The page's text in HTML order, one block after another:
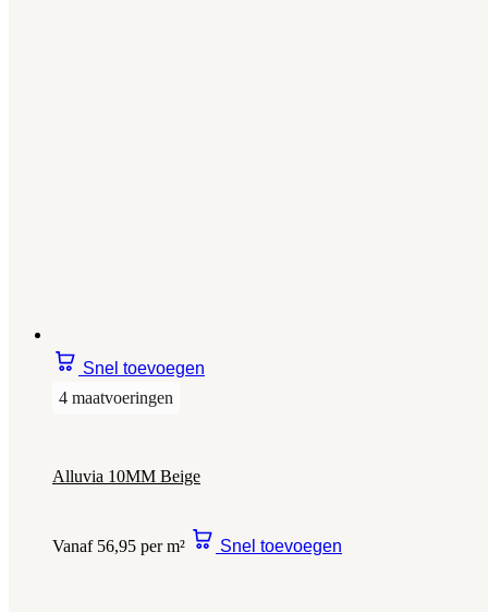
Snel toevoegen
4 maatvoeringen
Alluvia 10MM Beige
Vanaf 56,95 per m² Snel toevoegen